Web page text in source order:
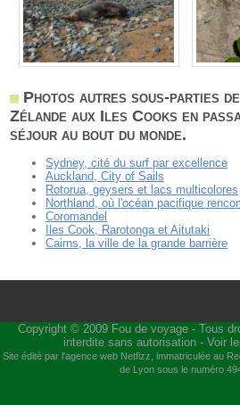
Photos autres sous-parties
Zélande aux Iles Cooks en
séjour au bout du monde.
Sydney, cité du surf par excellence
Auckland, City of Sails
Rotorua, geysers et lacs multicolores
Northland, où l'océan pacifique
Coromandel
Iles Cook, Rarotonga et Aitutaki
Cairns, la ville de la grande barrière
Copyright © 2009 Fou de voyage- Tous
interdite sans autorisation - Voir
Site édité par l'agence web Netfizz , immatriculée au
de Lyon sous le numéro